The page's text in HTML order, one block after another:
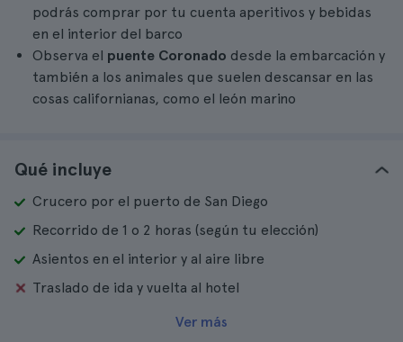
podrás comprar por tu cuenta aperitivos y bebidas
en el interior del barco
Observa el puente Coronado desde la embarcación y
también a los animales que suelen descansar en las
cosas californianas, como el león marino
Qué incluye
Crucero por el puerto de San Diego
Recorrido de 1 o 2 horas (según tu elección)
Asientos en el interior y al aire libre
Traslado de ida y vuelta al hotel
Ver más